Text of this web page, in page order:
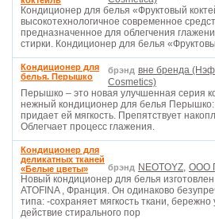
Кондиционер для белья «Фруктовый
высокотехнологичное современное
предназначенное для облегчения
стирки. Кондиционер для белья
Кондиционер для
белья. Перышко
брэнд вне бренда
Cosmetics)
Перышко – это новая улучшенная серия
нежный кондиционер для белья Перышко:
придает ей мягкость. Препятствует
Облегчает процесс глажения.
Кондиционер для
деликатных тканей
«Белые цветы»
брэнд NEOTOYZ, ООО
Новый кондиционер для белья
ATOFINA , Франция. Он одинаково
типа: -сохраняет мягкость ткани,
действие стирального пор